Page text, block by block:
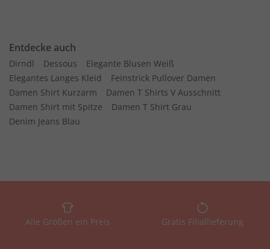
Entdecke auch
Dirndl Dessous
Elegante Blusen Weiß
Elegantes Langes Kleid
Feinstrick Pullover Damen
Damen Shirt Kurzarm
Damen T Shirts V Ausschnitt
Damen Shirt mit Spitze
Damen T Shirt Grau
Denim Jeans Blau
Alle Größen ein Preis Gratis Filiallieferung